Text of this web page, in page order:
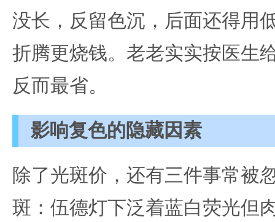
没长，反留色沉，后面还得用
折腾更烧钱。老老实实按医生
反而最省。
影响复色的隐藏因素
除了光斑价，还有三件事常被
斑：伍德灯下泛着蓝白荧光但